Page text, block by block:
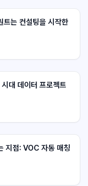
트는 컨설팅을 시작한
대 데이터 프로젝트
지점: VOC 자동 매칭